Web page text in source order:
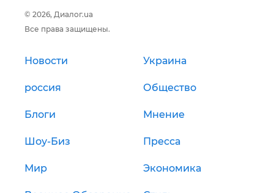
© 2026, Диалог.ua
Все права защищены.
Новости Украина
россия Общество
Блоги Мнение
Шоу-Биз Пресса
Мир Экономика